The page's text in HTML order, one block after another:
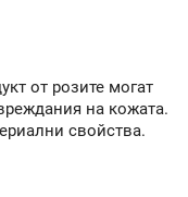
от розите могат
на кожата.
свойства.